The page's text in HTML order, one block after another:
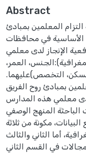
Abstract
المعلمين بمبادئ
الأساسية في محافظات
الإنجاز لدى معلمي
العمر،
التخصص)عليهما.
بمبادئ روح الفريق
معلمي هذه المدارس.
المنهج الوصفي
مكونة من ثلاثة
أما الثاني والثالث
مجالات في القسم الثاني